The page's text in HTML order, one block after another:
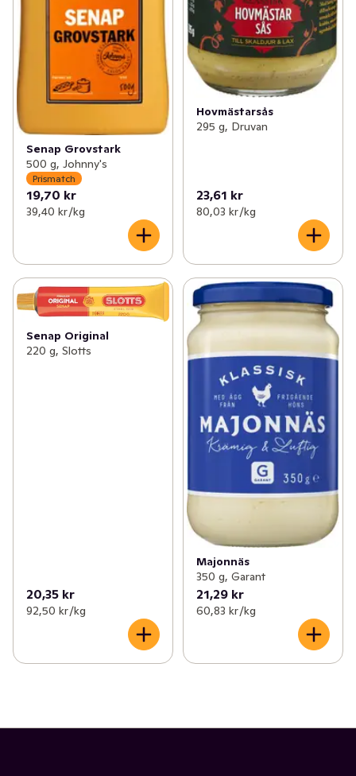
Senap Grovstark
500 g, Johnny's
Prismatch
19,70 kr
39,40 kr /kg
Hovmästarsås
295 g, Druvan
23,61 kr
80,03 kr /kg
Senap Original
220 g, Slotts
20,35 kr
92,50 kr /kg
Majonnäs
350 g, Garant
21,29 kr
60,83 kr /kg